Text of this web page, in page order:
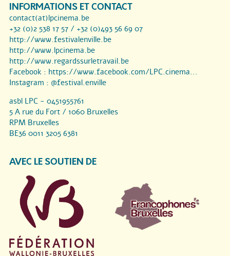
INFORMATIONS ET CONTACT
contact(at)lpcinema.be
+32 (0)2 538 17 57 / +32 (0)493 56 69 07
http://www.festivalenville.be
http://www.lpcinema.be
http://www.regardssurletravail.be
Facebook : https://www.facebook.com/LPC.cinema...
Instagram : @festival.enville
asbl LPC - 0451955761
5 A rue du Fort / 1060 Bruxelles
RPM Bruxelles
BE36 0011 3205 6381
AVEC LE SOUTIEN DE